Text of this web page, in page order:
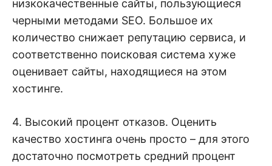
низкокачественные сайты, пользующиеся
черными методами SEO. Большое их
количество снижает репутацию сервиса, и
соответственно поисковая система хуже
оценивает сайты, находящиеся на этом
хостинге.
4. Высокий процент отказов. Оценить
качество хостинга очень просто – для этого
достаточно посмотреть средний процент